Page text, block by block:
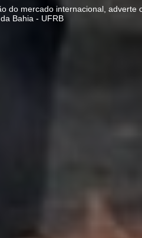
do mercado internacional, adverte
Bahia - UFRB